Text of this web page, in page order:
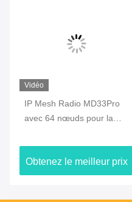
Vidéo
IP Mesh Radio MD33Pro
avec 64 nœuds pour la
par drone
Obtenez le meilleur prix